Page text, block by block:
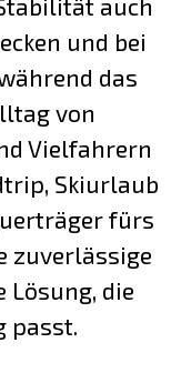
auch
und bei
das
von
Vielfahrern
Skiurlaub
fürs
zuverlässige
Lösung, die
passt.